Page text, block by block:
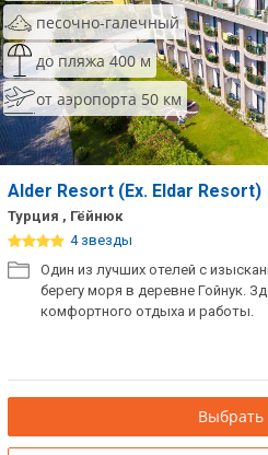
песочно-галечный
до пляжа 400 м
от аэропорта 50 км
Alder Resort (Ех. Eldar Resort)
Турция , Гёйнюк
4 звезды
Один из лучших отелей с
берегу моря в деревне Гойнук.
комфортного отдыха и работы.
Выбрать